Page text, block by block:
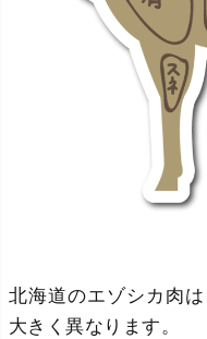
北海道のエゾシカ肉
大きく異なります。